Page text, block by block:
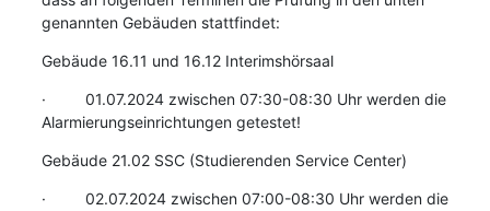
genannten Gebäuden stattfindet:
Gebäude 16.11 und 16.12 Interimshörsaal
·         01.07.2024 zwischen 07:30-08:30 Uhr werden die
Alarmierungseinrichtungen getestet!
Gebäude 21.02 SSC (Studierenden Service Center)
·         02.07.2024 zwischen 07:00-08:30 Uhr werden die